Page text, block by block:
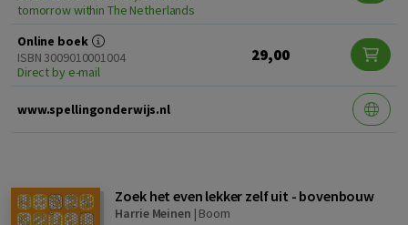
tomorrow within The Netherlands
Online boek
ISBN 3009010001004
Direct by e-mail
29,00
www.spellingonderwijs.nl
Zoek het even lekker zelf uit - bovenbouw
Harrie Meinen | Boom